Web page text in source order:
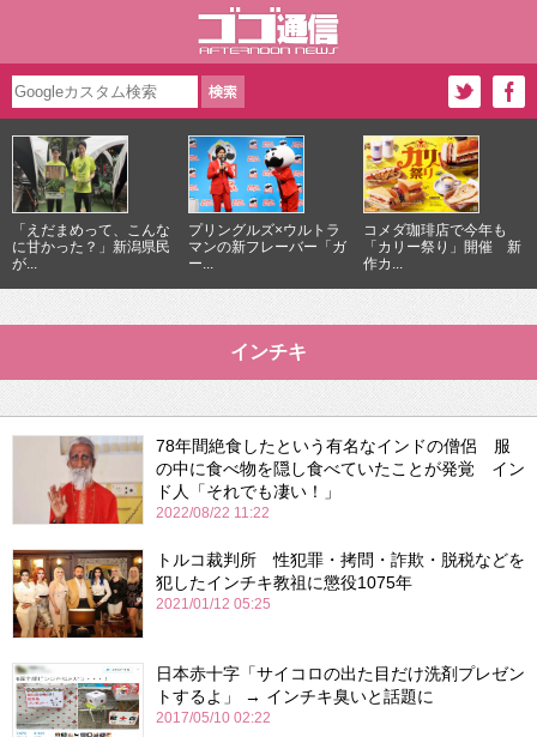
「えだまめって、こんな
に甘かった？」新潟県民
が...
プリングルズ×ウルトラ
マンの新フレーバー「ガ
ー...
コメダ珈琲店で今年も
「カリー祭り」開催 新
作カ...
インチキ
78年間絶食したという有名なインドの僧侶 服
の中に食べ物を隠し食べていたことが発覚 イン
ド人「それでも凄い！」
2022/08/22 11:22
トルコ裁判所 性犯罪・拷問・詐欺・脱税などを
犯したインチキ教祖に懲役1075年
2021/01/12 05:25
日本赤十字「サイコロの出た目だけ洗剤プレゼン
トするよ」 → インチキ臭いと話題に
2017/05/10 02:22